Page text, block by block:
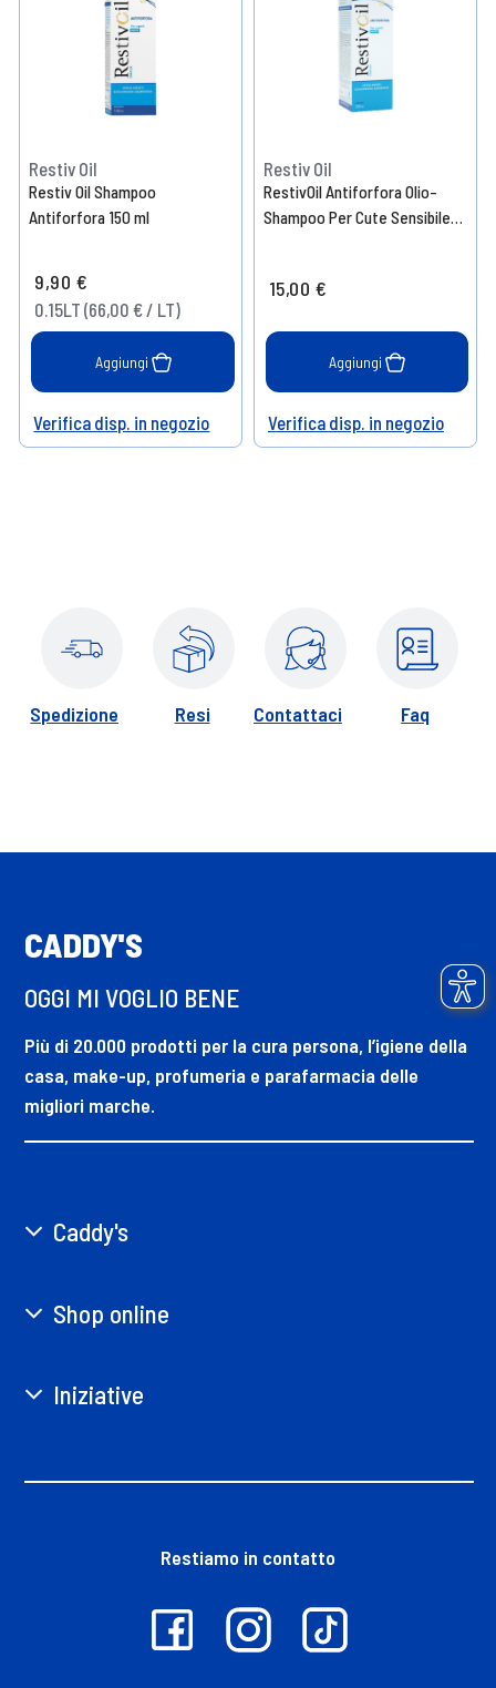
Restiv Oil
Restiv Oil Shampoo
Antiforfora 150 ml
9,90 €
0.15LT (66,00 € / LT)
Aggiungi
Help
Verifica disp. in negozio
Restiv Oil
RestivOil Antiforfora Olio-
Shampoo Per Cute Sensibile
15,00 €
Aggiungi
Help
Verifica disp. in negozio
Spedizione Resi Contattaci Faq
CADDY'S
OGGI MI VOGLIO BENE
Più di 20.000 prodotti per la cura persona, l’igiene della
casa, make-up, profumeria e parafarmacia delle
migliori marche.
Caddy's
Shop online
Iniziative
Restiamo in contatto